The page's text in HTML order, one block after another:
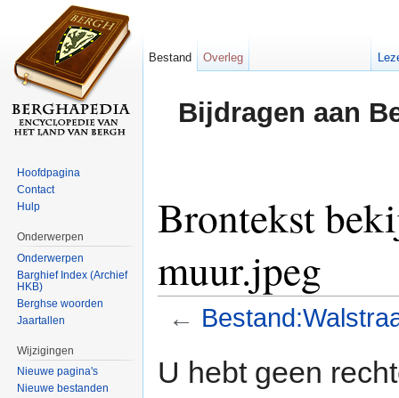
Bijdragen aan
Brontekst
muur.jpeg
←
U hebt geen
Bestand Overleg
Hoofdpagina
Contact
Hulp
Onderwerpen
Onderwerpen
Barghief Index (Archief
HKB)
Berghse woorden
Jaartallen
Wijzigingen
Nieuwe pagina's
Nieuwe bestanden